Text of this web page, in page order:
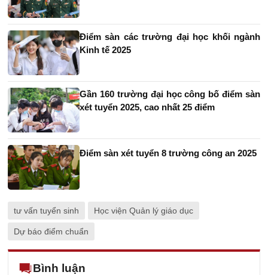
Điểm sàn các trường đại học khối ngành
Kinh tế 2025
Gần 160 trường đại học công bố điểm sàn
xét tuyển 2025, cao nhất 25 điểm
Điểm sàn xét tuyển 8 trường công an 2025
tư vấn tuyển sinh Học viện Quản lý giáo dục
Dự báo điểm chuẩn
Bình luận